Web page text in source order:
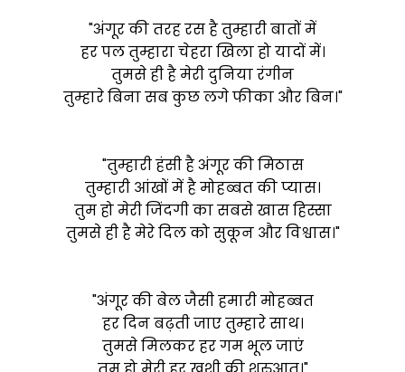
"अंगूर की तरह रस है तुम्हारी बातों में
हर पल तुम्हारा चेहरा खिला हो यादों में।
तुमसे ही है मेरी दुनिया रंगीन
तुम्हारे बिना सब कुछ लगे फीका और बिन।"
"तुम्हारी हंसी है अंगूर की मिठास
तुम्हारी आंखों में है मोहब्बत की प्यास।
तुम हो मेरी जिंदगी का सबसे खास हिस्सा
तुमसे ही है मेरे दिल को सुकून और विश्वास।"
"अंगूर की बेल जैसी हमारी मोहब्बत
हर दिन बढ़ती जाए तुम्हारे साथ।
तुमसे मिलकर हर गम भूल जाएं